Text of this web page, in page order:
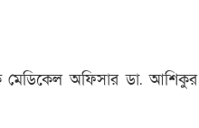
মেডিকেল অফিসার ডা. আশিকুর